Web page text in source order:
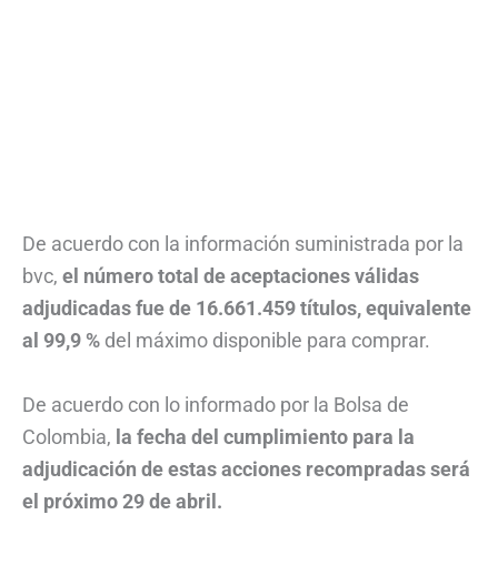
De acuerdo con la información suministrada por la
bvc, el número total de aceptaciones válidas
adjudicadas fue de 16.661.459 títulos, equivalente
al 99,9 % del máximo disponible para comprar.
De acuerdo con lo informado por la Bolsa de
Colombia, la fecha del cumplimiento para la
adjudicación de estas acciones recompradas será
el próximo 29 de abril.